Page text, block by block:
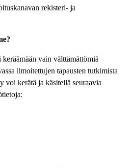
rekisteri- ja
vain välttämättömiä
ilmoitettujen tapausten tutkimista
voi kerätä ja käsitellä seuraavia